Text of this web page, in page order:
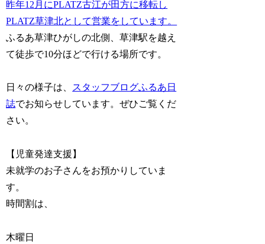
昨年12月にPLATZ古江が田方に移転し
PLATZ草津北として営業をしています。
ふるあ草津ひがしの北側、草津駅を越え
て徒歩で10分ほどで行ける場所です。
日々の様子は、
スタッフブログふるあ日
誌でお知らせしています。ぜひご覧くだ
さい。
【児童発達支援】
未就学のお子さんをお預かりしていま
す。
時間割は、
木曜日